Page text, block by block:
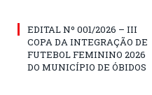
EDITAL Nº 001/2026 – III
COPA DA INTEGRAÇÃO DE
FUTEBOL FEMININO 2026
DO MUNICÍPIO DE ÓBIDOS